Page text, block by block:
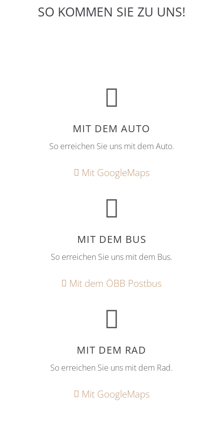
SO KOMMEN SIE ZU UNS!
MIT DEM AUTO
So erreichen Sie uns mit dem Auto.
Mit GoogleMaps
MIT DEM BUS
So erreichen Sie uns mit dem Bus.
Mit dem ÖBB Postbus
MIT DEM RAD
So erreichen Sie uns mit dem Rad.
Mit GoogleMaps
Dazu stehen wir!
Mit Herz, Tradition und viel Gastfreundlichkeit, bieten wir
Ihre Familie Ringl
Wichtige Links